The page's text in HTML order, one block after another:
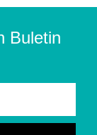
Buletin